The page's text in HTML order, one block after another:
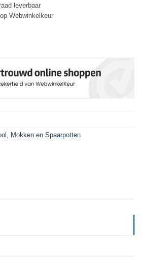
leverbaar
Webwinkelkeur
, Mokken en Spaarpotten